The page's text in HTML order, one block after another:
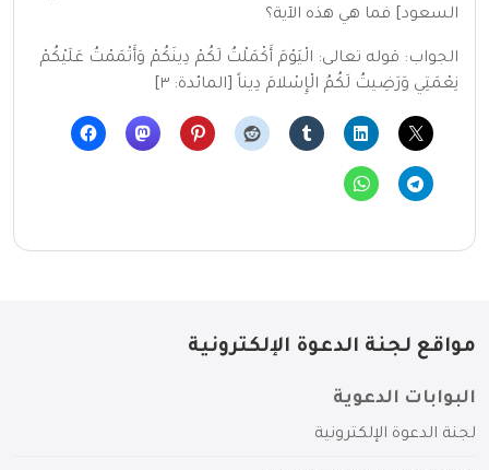
السعود] فما هي هذه الآية؟
الجواب: قوله تعالى: الْيَوْمَ أَكْمَلْتُ لَكُمْ دِينَكُمْ وَأَتْمَمْتُ عَلَيْكُمْ
نِعْمَتِي وَرَضِيتُ لَكُمُ الْإِسْلامَ دِيناً [المائدة: ٣]
مواقع لجنة الدعوة الإلكترونية
البوابات الدعوية
لجنة الدعوة الإلكترونية